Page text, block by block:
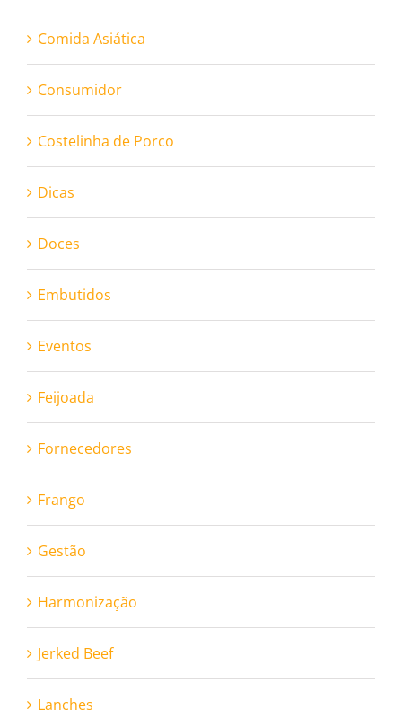
Comida Asiática
Consumidor
Costelinha de Porco
Dicas
Doces
Embutidos
Eventos
Feijoada
Fornecedores
Frango
Gestão
Harmonização
Jerked Beef
Lanches